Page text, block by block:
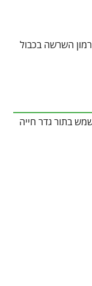
השרשה בכבול
בתור גדר חייה